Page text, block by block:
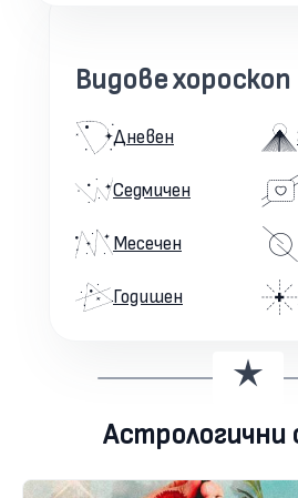
Видове хороскоп
Дневен
Седмичен
Месечен
Годишен